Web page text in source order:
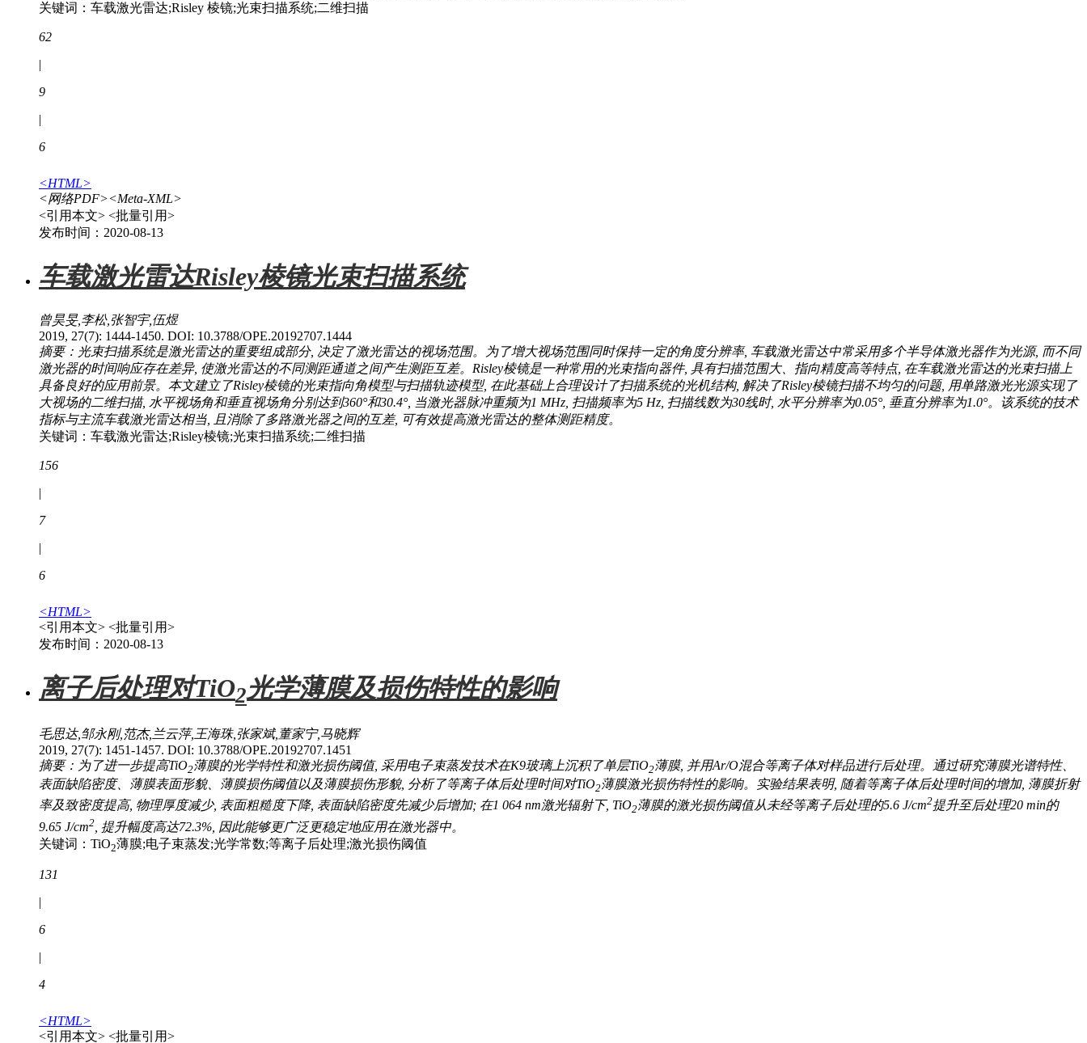
关键词：车载激光雷达;Risley 棱镜;光束扫描系统;二维扫描
62
|
9
|
6
<HTML>
<网络PDF><Meta-XML>
<引用本文> <批量引用>
发布时间：2020-08-13
车载激光雷达Risley棱镜光束扫描系统
曾昊旻,李松,张智宇,伍煜
2019, 27(7): 1444-1450. DOI: 10.3788/OPE.20192707.1444
摘要：光束扫描系统是激光雷达的重要组成部分, 决定了激光雷达的视场范围。为了增大视场范围同时保持一定的角度分辨率, 车载激光雷达中常采用多个半导体激光器作为光源, 而不同
激光器的时间响应存在差异, 使激光雷达的不同测距通道之间产生测距互差。Risley棱镜是一种常用的光束指向器件, 具有扫描范围大、指向精度高等特点, 在车载激光雷达的光束扫描上
具备良好的应用前景。本文建立了Risley棱镜的光束指向角模型与扫描轨迹模型, 在此基础上合理设计了扫描系统的光机结构, 解决了Risley棱镜扫描不均匀的问题, 用单路激光光源实现了
大视场的二维扫描, 水平视场角和垂直视场角分别达到360°和30.4°, 当激光器脉冲重频为1 MHz, 扫描频率为5 Hz, 扫描线数为30线时, 水平分辨率为0.05°, 垂直分辨率为1.0°。该系统的技术
指标与主流车载激光雷达相当, 且消除了多路激光器之间的互差, 可有效提高激光雷达的整体测距精度。
关键词：车载激光雷达;Risley棱镜;光束扫描系统;二维扫描
156
|
7
|
6
<HTML>
<引用本文> <批量引用>
发布时间：2020-08-13
离子后处理对TiO2光学薄膜及损伤特性的影响
毛思达,邹永刚,范杰,兰云萍,王海珠,张家斌,董家宁,马晓辉
2019, 27(7): 1451-1457. DOI: 10.3788/OPE.20192707.1451
摘要：为了进一步提高TiO2薄膜的光学特性和激光损伤阈值, 采用电子束蒸发技术在K9玻璃上沉积了单层TiO2薄膜, 并用Ar/O混合等离子体对样品进行后处理。通过研究薄膜光谱特性、
表面缺陷密度、薄膜表面形貌、薄膜损伤阈值以及薄膜损伤形貌, 分析了等离子体后处理时间对TiO2薄膜激光损伤特性的影响。实验结果表明, 随着等离子体后处理时间的增加, 薄膜折射
率及致密度提高, 物理厚度减少, 表面粗糙度下降, 表面缺陷密度先减少后增加; 在1 064 nm激光辐射下, TiO2薄膜的激光损伤阈值从未经等离子后处理的5.6 J/cm2提升至后处理20 min的
9.65 J/cm2 , 提升幅度高达72.3%, 因此能够更广泛更稳定地应用在激光器中。
关键词：TiO2薄膜;电子束蒸发;光学常数;等离子后处理;激光损伤阈值
131
|
6
|
4
<HTML>
<引用本文> <批量引用>